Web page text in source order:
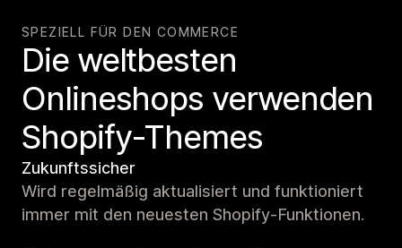
SPEZIELL FÜR DEN COMMERCE
Die weltbesten
Onlineshops verwenden
Shopify-Themes
Zukunftssicher
Wird regelmäßig aktualisiert und funktioniert
immer mit den neuesten Shopify-Funktionen.